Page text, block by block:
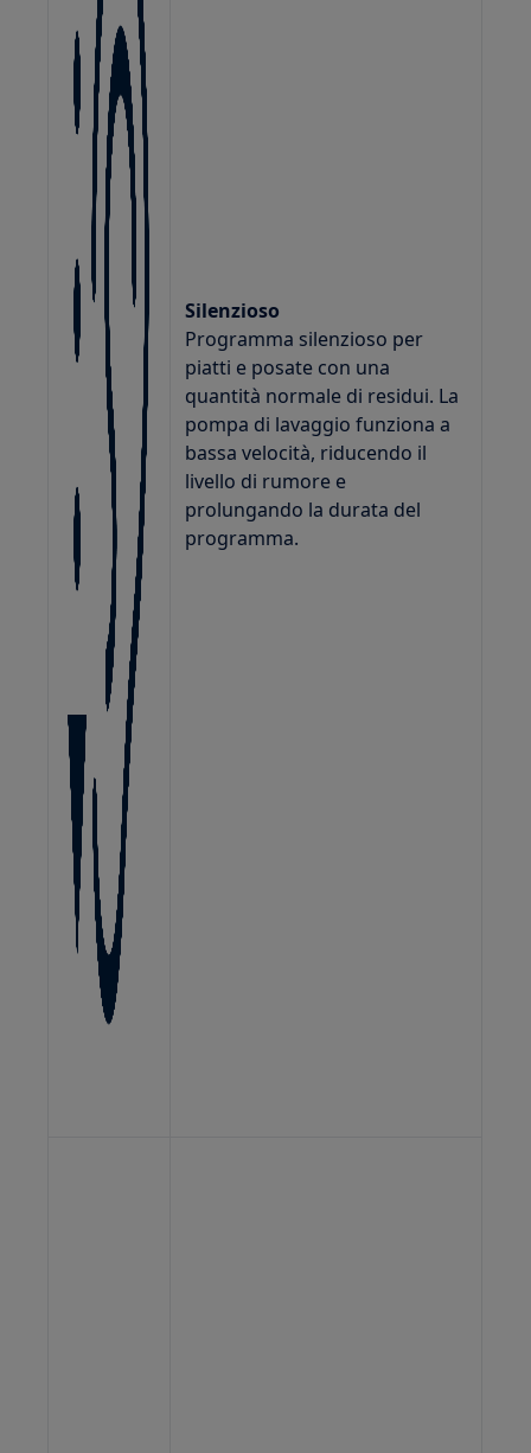
Silenzioso
Programma silenzioso per
piatti e posate con una
quantità normale di residui. La
pompa di lavaggio funziona a
bassa velocità, riducendo il
livello di rumore e
prolungando la durata del
programma.